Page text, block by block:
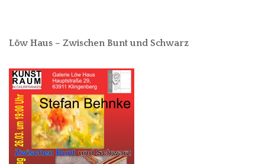
Löw Haus – Zwischen Bunt und Schwarz